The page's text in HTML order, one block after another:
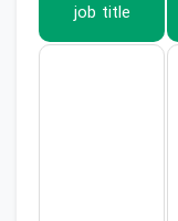
job title